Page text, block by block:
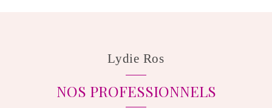
Lydie Ros
NOS PROFESSIONNELS